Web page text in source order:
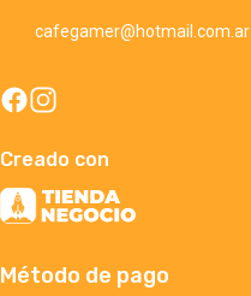
cafegamer@hotmail.com.ar
Creado con
Método de pago